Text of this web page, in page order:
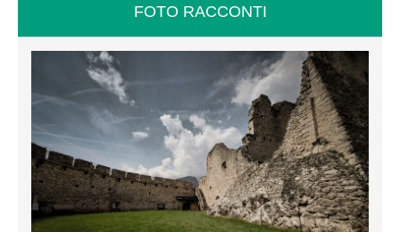
FOTO RACCONTI